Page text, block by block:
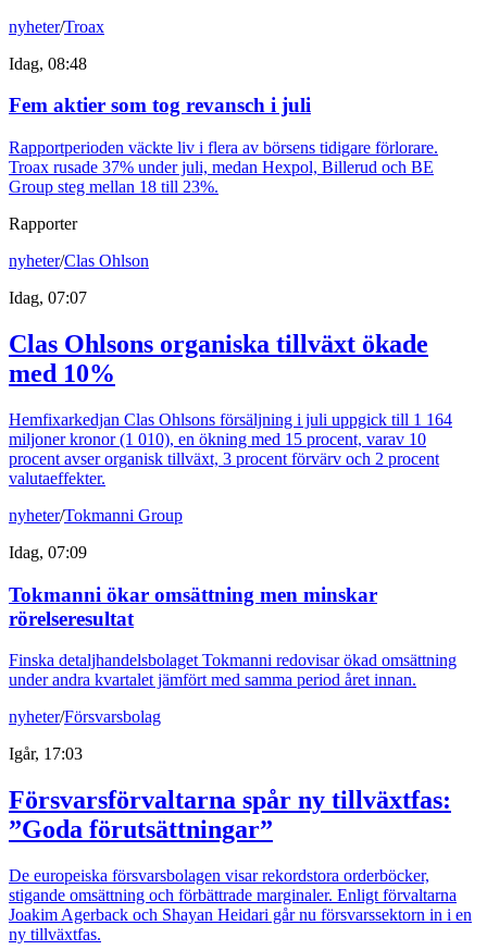
nyheter/Troax
Idag, 08:48
Fem aktier som tog revansch i juli
Rapportperioden väckte liv i flera av börsens tidigare förlorare.
Troax rusade 37% under juli, medan Hexpol, Billerud och BE
Group steg mellan 18 till 23%.
Rapporter
nyheter/Clas Ohlson
Idag, 07:07
Clas Ohlsons organiska tillväxt ökade
med 10%
Hemfixarkedjan Clas Ohlsons försäljning i juli uppgick till 1 164
miljoner kronor (1 010), en ökning med 15 procent, varav 10
procent avser organisk tillväxt, 3 procent förvärv och 2 procent
valutaeffekter.
nyheter/Tokmanni Group
Idag, 07:09
Tokmanni ökar omsättning men minskar
rörelseresultat
Finska detaljhandelsbolaget Tokmanni redovisar ökad omsättning
under andra kvartalet jämfört med samma period året innan.
nyheter/Försvarsbolag
Igår, 17:03
Försvarsförvaltarna spår ny tillväxtfas:
”Goda förutsättningar”
De europeiska försvarsbolagen visar rekordstora orderböcker,
stigande omsättning och förbättrade marginaler. Enligt förvaltarna
Joakim Agerback och Shayan Heidari går nu försvarssektorn in i en
ny tillväxtfas.